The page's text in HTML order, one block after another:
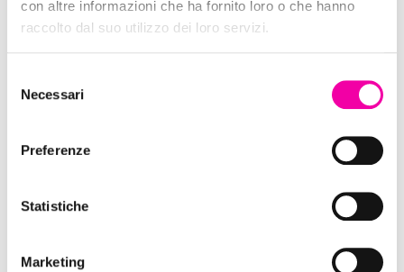
con altre informazioni che ha fornito loro o che hanno
raccolto dal suo utilizzo dei loro servizi.
delNecessari
Preferenze
Statistiche
Marketing